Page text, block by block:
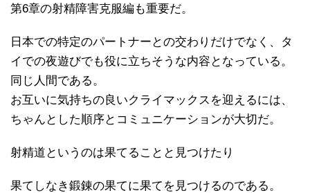
第6章の射精障害克服編も重要だ。
日本での特定のパートナーとの交わりだけでなく、タ
イでの夜遊びでも役に立ちそうな内容となっている。
同じ人間である。
お互いに気持ちの良いクライマックスを迎えるには、
ちゃんとした順序とコミュニケーションが大切だ。
射精道というのは果てることと見つけたり
果てしなき鍛錬の果てに果てを見つけるのである。